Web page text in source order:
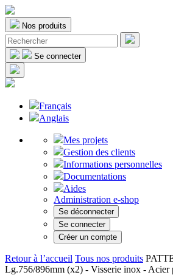
Nos produits
Se connecter
Français
Anglais
Mes projets
Gestion des clients
Informations personnelles
Documentations
Aides
Administration e-shop
Se déconnecter
Se connecter
Créer un compte
Retour à l’accueil Tous nos produits
Lg.756/896mm (x2) - Visserie inox - Acier